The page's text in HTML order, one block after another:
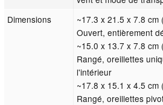
Dimensions
~17.3 x 21.5 x 7.8 cm
Ouvert, entièrement
~15.0 x 13.7 x 7.8 cm
Rangé, oreillettes
l'intérieur
~17.8 x 15.1 x 4.5 cm
Rangé, oreillettes